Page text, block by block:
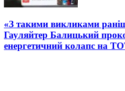
«З такими викликами
Гауляйтер Балицький
енергетичний колапс на